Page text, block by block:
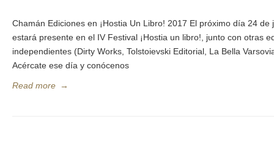
Chamán Ediciones en ¡Hostia Un Libro! 2017 El próximo día 24 de
estará presente en el IV Festival ¡Hostia un libro!, junto con otras
independientes (Dirty Works, Tolstoievski Editorial, La Bella
Acércate ese día y conócenos
Read more →